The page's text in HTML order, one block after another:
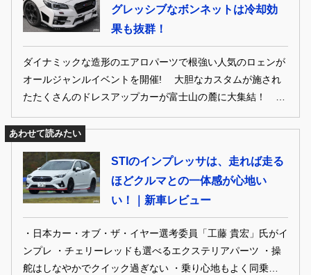
グレッシブなボンネットは冷却効
果も抜群！
ダイナミックな造形のエアロパーツで根強い人気のロェンが
オールジャンルイベントを開催! 大胆なカスタムが施され
たたくさんのドレスアップカーが富士山の麓に大集結！ 当
あわせて読みたい
STIのインプレッサは、走れば走る
ほどクルマとの一体感が心地い
い！｜新車レビュー
・日本カー・オブ・ザ・イヤー選考委員「工藤 貴宏」氏がイ
ンプレ ・チェリーレッドも選べるエクステリアパーツ ・操
舵はしなやかでクイック過ぎない ・乗り心地もよく同乗者に